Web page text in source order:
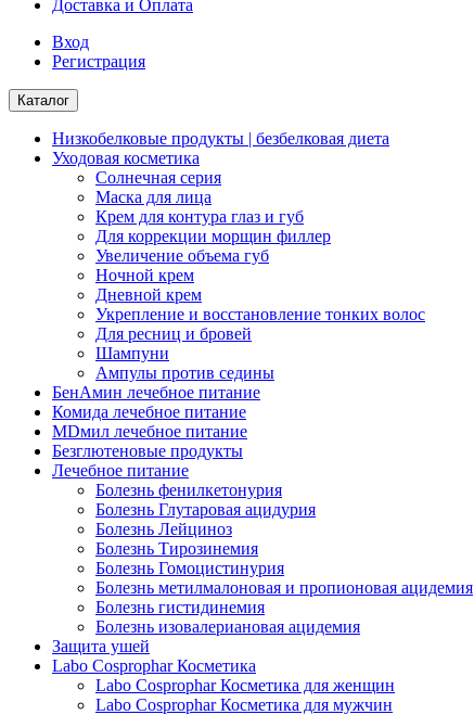
Доставка и Оплата
Вход
Регистрация
Каталог
Низкобелковые продукты | безбелковая диета
Уходовая косметика
Солнечная серия
Маска для лица
Крем для контура глаз и губ
Для коррекции морщин филлер
Увеличение объема губ
Ночной крем
Дневной крем
Укрепление и восстановление тонких волос
Для ресниц и бровей
Шампуни
Ампулы против седины
БенАмин лечебное питание
Комида лечебное питание
MDмил лечебное питание
Безглютеновые продукты
Лечебное питание
Болезнь фенилкетонурия
Болезнь Глутаровая ацидурия
Болезнь Лейциноз
Болезнь Тирозинемия
Болезнь Гомоцистинурия
Болезнь метилмалоновая и пропионовая ацидемия
Болезнь гистидинемия
Болезнь изовалериановая ацидемия
Защита ушей
Labo Cosprophar Косметика
Labo Cosprophar Косметика для женщин
Labo Cosprophar Косметика для мужчин